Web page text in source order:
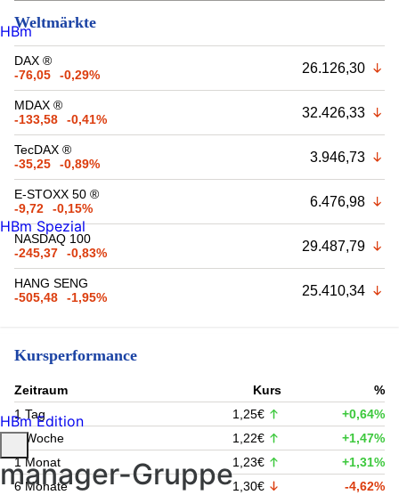
Weltmärkte
DAX ®
-76,05
-0,29% 26.126,30
MDAX ®
-133,58
-0,41% 32.426,33
TecDAX ®
-35,25
-0,89% 3.946,73
E-STOXX 50 ®
-9,72
-0,15% 6.476,98
NASDAQ 100
-245,37
-0,83% 29.487,79
HANG SENG
-505,48
-1,95% 25.410,34
Kursperformance
Zeitraum Kurs
%
1 Tag
1,25€
+0,64%
1 Woche
1,22€
+1,47%
1 Monat
1,23€
+1,31%
6 Monate
1,30€
-4,62%
HBm
HBm Spezial
HBm Edition
manager-Gruppe